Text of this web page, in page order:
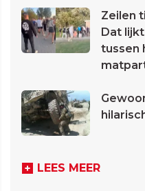
Zeilen
Dat
tussen
LEES MEER